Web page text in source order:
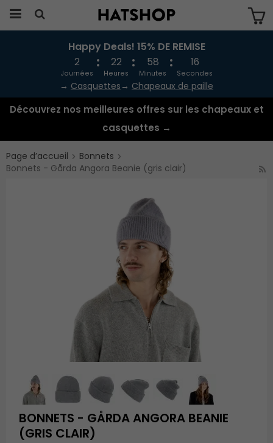
Produkten har blivit tillagd i varukorgen
Happy Deals! 15% DE REMISE
2
Journées
22
Heures
58
Minutes
16
Secondes
→ Casquettes → Chapeaux de paille
Découvrez nos meilleures offres sur les chapeaux et
casquettes →
Page d’accueil
Bonnets
Bonnets - Gårda Angora Beanie (gris clair)
BONNETS - GÅRDA ANGORA BEANIE
(GRIS CLAIR)